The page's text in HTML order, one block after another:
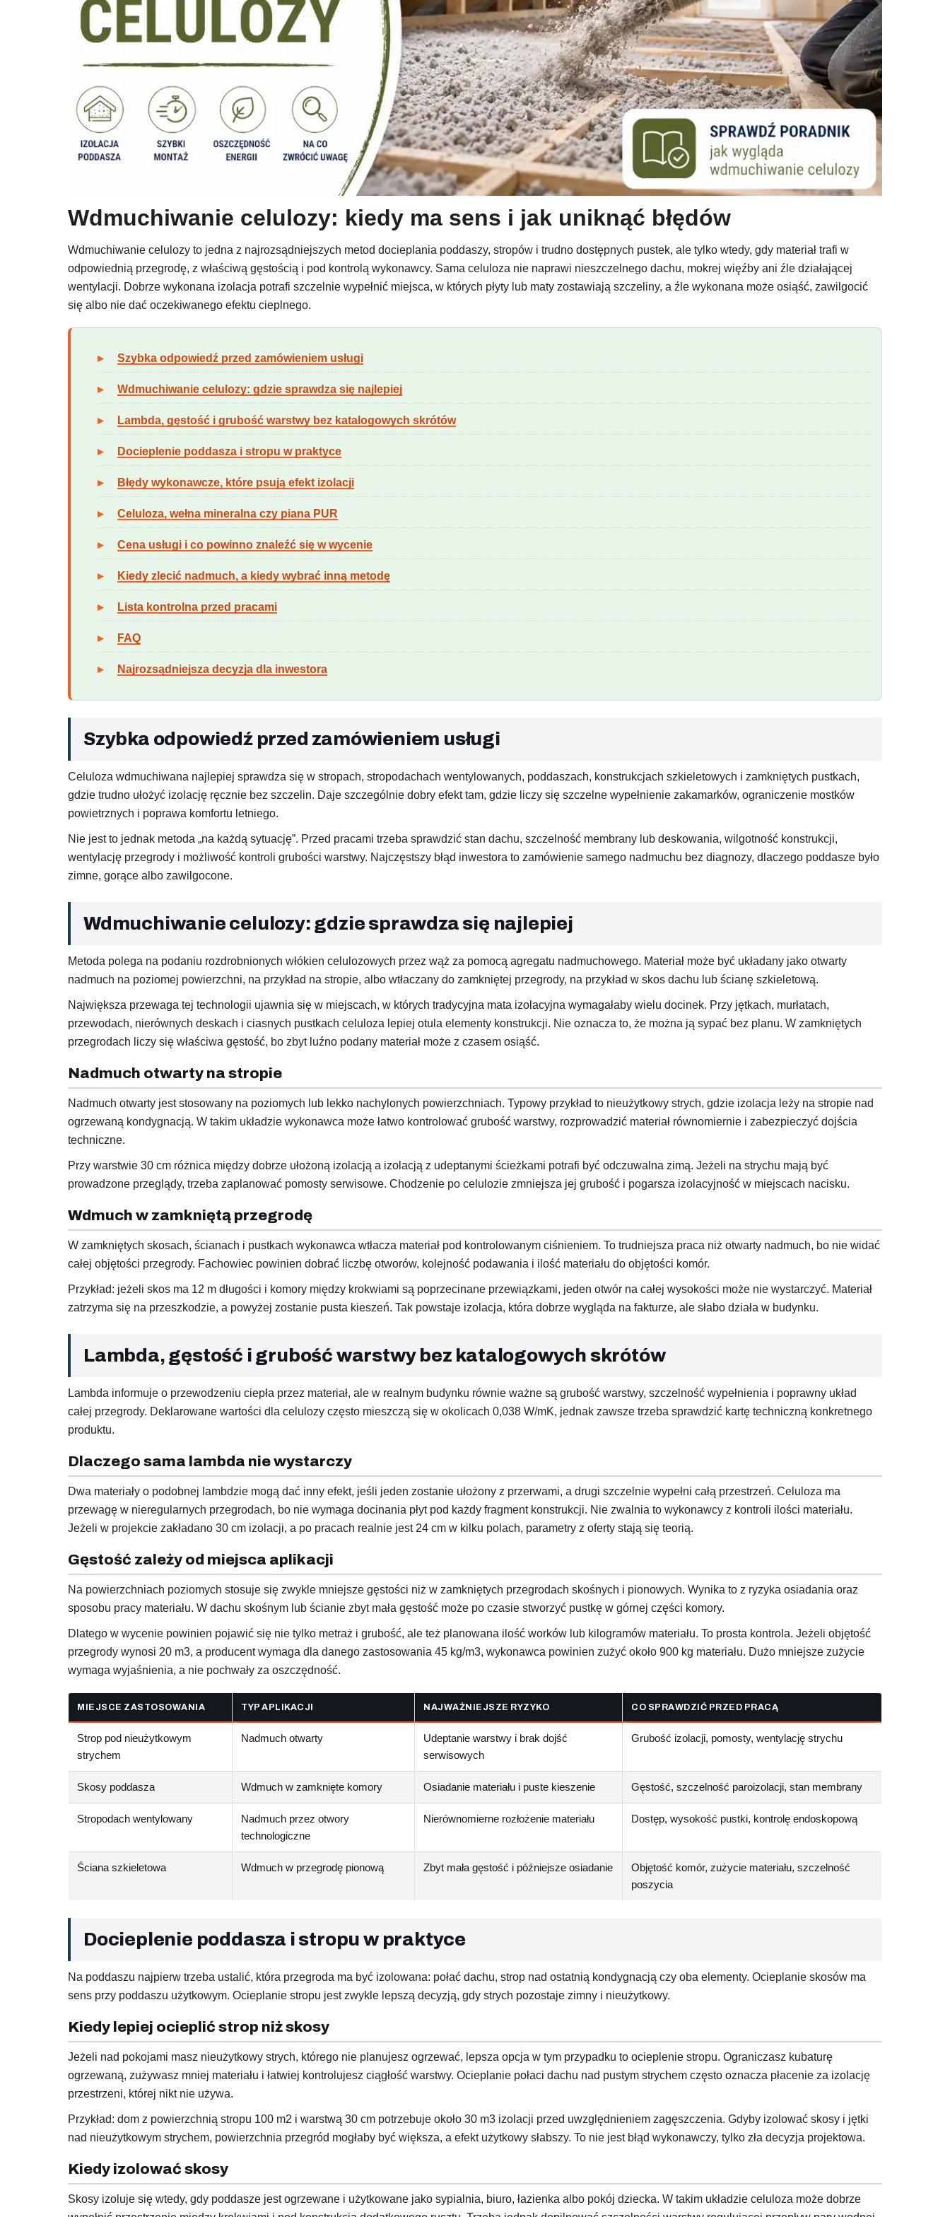
Wdmuchiwanie celulozy: kiedy ma sens i jak uniknąć błędów
Wdmuchiwanie celulozy to jedna z najrozsądniejszych metod docieplania poddaszy, stropów i trudno dostępnych pustek, ale tylko wtedy, gdy materiał trafi w
odpowiednią przegrodę, z właściwą gęstością i pod kontrolą wykonawcy. Sama celuloza nie naprawi nieszczelnego dachu, mokrej więźby ani źle działającej
wentylacji. Dobrze wykonana izolacja potrafi szczelnie wypełnić miejsca, w których płyty lub maty zostawiają szczeliny, a źle wykonana może osiąść, zawilgocić
się albo nie dać oczekiwanego efektu cieplnego.
Szybka odpowiedź przed zamówieniem usługi
Wdmuchiwanie celulozy: gdzie sprawdza się najlepiej
Lambda, gęstość i grubość warstwy bez katalogowych skrótów
Docieplenie poddasza i stropu w praktyce
Błędy wykonawcze, które psują efekt izolacji
Celuloza, wełna mineralna czy piana PUR
Cena usługi i co powinno znaleźć się w wycenie
Kiedy zlecić nadmuch, a kiedy wybrać inną metodę
Lista kontrolna przed pracami
FAQ
Najrozsądniejsza decyzja dla inwestora
Szybka odpowiedź przed zamówieniem usługi
Celuloza wdmuchiwana najlepiej sprawdza się w stropach, stropodachach wentylowanych, poddaszach, konstrukcjach szkieletowych i zamkniętych pustkach,
gdzie trudno ułożyć izolację ręcznie bez szczelin. Daje szczególnie dobry efekt tam, gdzie liczy się szczelne wypełnienie zakamarków, ograniczenie mostków
powietrznych i poprawa komfortu letniego.
Nie jest to jednak metoda „na każdą sytuację”. Przed pracami trzeba sprawdzić stan dachu, szczelność membrany lub deskowania, wilgotność konstrukcji,
wentylację przegrody i możliwość kontroli grubości warstwy. Najczęstszy błąd inwestora to zamówienie samego nadmuchu bez diagnozy, dlaczego poddasze było
zimne, gorące albo zawilgocone.
Wdmuchiwanie celulozy: gdzie sprawdza się najlepiej
Metoda polega na podaniu rozdrobnionych włókien celulozowych przez wąż za pomocą agregatu nadmuchowego. Materiał może być układany jako otwarty
nadmuch na poziomej powierzchni, na przykład na stropie, albo wtłaczany do zamkniętej przegrody, na przykład w skos dachu lub ścianę szkieletową.
Największa przewaga tej technologii ujawnia się w miejscach, w których tradycyjna mata izolacyjna wymagałaby wielu docinek. Przy jętkach, murłatach,
przewodach, nierównych deskach i ciasnych pustkach celuloza lepiej otula elementy konstrukcji. Nie oznacza to, że można ją sypać bez planu. W zamkniętych
przegrodach liczy się właściwa gęstość, bo zbyt luźno podany materiał może z czasem osiąść.
Nadmuch otwarty na stropie
Nadmuch otwarty jest stosowany na poziomych lub lekko nachylonych powierzchniach. Typowy przykład to nieużytkowy strych, gdzie izolacja leży na stropie nad
ogrzewaną kondygnacją. W takim układzie wykonawca może łatwo kontrolować grubość warstwy, rozprowadzić materiał równomiernie i zabezpieczyć dojścia
techniczne.
Przy warstwie 30 cm różnica między dobrze ułożoną izolacją a izolacją z udeptanymi ścieżkami potrafi być odczuwalna zimą. Jeżeli na strychu mają być
prowadzone przeglądy, trzeba zaplanować pomosty serwisowe. Chodzenie po celulozie zmniejsza jej grubość i pogarsza izolacyjność w miejscach nacisku.
Wdmuch w zamkniętą przegrodę
W zamkniętych skosach, ścianach i pustkach wykonawca wtłacza materiał pod kontrolowanym ciśnieniem. To trudniejsza praca niż otwarty nadmuch, bo nie widać
całej objętości przegrody. Fachowiec powinien dobrać liczbę otworów, kolejność podawania i ilość materiału do objętości komór.
Przykład: jeżeli skos ma 12 m długości i komory między krokwiami są poprzecinane przewiązkami, jeden otwór na całej wysokości może nie wystarczyć. Materiał
zatrzyma się na przeszkodzie, a powyżej zostanie pusta kieszeń. Tak powstaje izolacja, która dobrze wygląda na fakturze, ale słabo działa w budynku.
Lambda, gęstość i grubość warstwy bez katalogowych skrótów
Lambda informuje o przewodzeniu ciepła przez materiał, ale w realnym budynku równie ważne są grubość warstwy, szczelność wypełnienia i poprawny układ
całej przegrody. Deklarowane wartości dla celulozy często mieszczą się w okolicach 0,038 W/mK, jednak zawsze trzeba sprawdzić kartę techniczną konkretnego
produktu.
Dlaczego sama lambda nie wystarczy
Dwa materiały o podobnej lambdzie mogą dać inny efekt, jeśli jeden zostanie ułożony z przerwami, a drugi szczelnie wypełni całą przestrzeń. Celuloza ma
przewagę w nieregularnych przegrodach, bo nie wymaga docinania płyt pod każdy fragment konstrukcji. Nie zwalnia to wykonawcy z kontroli ilości materiału.
Jeżeli w projekcie zakładano 30 cm izolacji, a po pracach realnie jest 24 cm w kilku polach, parametry z oferty stają się teorią.
Gęstość zależy od miejsca aplikacji
Na powierzchniach poziomych stosuje się zwykle mniejsze gęstości niż w zamkniętych przegrodach skośnych i pionowych. Wynika to z ryzyka osiadania oraz
sposobu pracy materiału. W dachu skośnym lub ścianie zbyt mała gęstość może po czasie stworzyć pustkę w górnej części komory.
Dlatego w wycenie powinien pojawić się nie tylko metraż i grubość, ale też planowana ilość worków lub kilogramów materiału. To prosta kontrola. Jeżeli objętość
przegrody wynosi 20 m3, a producent wymaga dla danego zastosowania 45 kg/m3, wykonawca powinien zużyć około 900 kg materiału. Dużo mniejsze zużycie
wymaga wyjaśnienia, a nie pochwały za oszczędność.
MIEJSCE ZASTOSOWANIA TYP APLIKACJI NAJWAŻNIEJSZE RYZYKO CO SPRAWDZIĆ PRZED PRACĄ
Strop pod nieużytkowym
strychem
Nadmuch otwarty
Udeptanie warstwy i brak dojść
serwisowych
Grubość izolacji, pomosty, wentylację strychu
Skosy poddasza Wdmuch w zamknięte komory Osiadanie materiału i puste kieszenie Gęstość, szczelność paroizolacji, stan membrany
Stropodach wentylowany
Nadmuch przez otwory
technologiczne
Nierównomierne rozłożenie materiału Dostęp, wysokość pustki, kontrolę endoskopową
Ściana szkieletowa Wdmuch w przegrodę pionową Zbyt mała gęstość i późniejsze osiadanie
Objętość komór, zużycie materiału, szczelność
poszycia
Docieplenie poddasza i stropu w praktyce
Na poddaszu najpierw trzeba ustalić, która przegroda ma być izolowana: połać dachu, strop nad ostatnią kondygnacją czy oba elementy. Ocieplanie skosów ma
sens przy poddaszu użytkowym. Ocieplanie stropu jest zwykle lepszą decyzją, gdy strych pozostaje zimny i nieużytkowy.
Kiedy lepiej ocieplić strop niż skosy
Jeżeli nad pokojami masz nieużytkowy strych, którego nie planujesz ogrzewać, lepsza opcja w tym przypadku to ocieplenie stropu. Ograniczasz kubaturę
ogrzewaną, zużywasz mniej materiału i łatwiej kontrolujesz ciągłość warstwy. Ocieplanie połaci dachu nad pustym strychem często oznacza płacenie za izolację
przestrzeni, której nikt nie używa.
Przykład: dom z powierzchnią stropu 100 m2 i warstwą 30 cm potrzebuje około 30 m3 izolacji przed uwzględnieniem zagęszczenia. Gdyby izolować skosy i jętki
nad nieużytkowym strychem, powierzchnia przegród mogłaby być większa, a efekt użytkowy słabszy. To nie jest błąd wykonawczy, tylko zła decyzja projektowa.
Kiedy izolować skosy
Skosy izoluje się wtedy, gdy poddasze jest ogrzewane i użytkowane jako sypialnia, biuro, łazienka albo pokój dziecka. W takim układzie celuloza może dobrze